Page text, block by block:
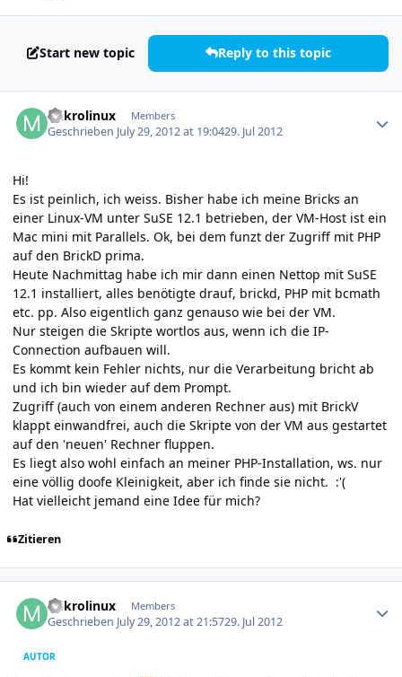
Start new topic Reply to this topic
mikrolinux Members
Geschrieben July 29, 2012 at 19:0429. Jul 2012
Hi!
Es ist peinlich, ich weiss. Bisher habe ich meine Bricks an
einer Linux-VM unter SuSE 12.1 betrieben, der VM-Host ist ein
Mac mini mit Parallels. Ok, bei dem funzt der Zugriff mit PHP
auf den BrickD prima.
Heute Nachmittag habe ich mir dann einen Nettop mit SuSE
12.1 installiert, alles benötigte drauf, brickd, PHP mit bcmath
etc. pp. Also eigentlich ganz genauso wie bei der VM.
Nur steigen die Skripte wortlos aus, wenn ich die IP-
Connection aufbauen will.
Es kommt kein Fehler nichts, nur die Verarbeitung bricht ab
und ich bin wieder auf dem Prompt.
Zugriff (auch von einem anderen Rechner aus) mit BrickV
klappt einwandfrei, auch die Skripte von der VM aus gestartet
auf den 'neuen' Rechner fluppen.
Es liegt also wohl einfach an meiner PHP-Installation, ws. nur
eine völlig doofe Kleinigkeit, aber ich finde sie nicht. :'(
Hat vielleicht jemand eine Idee für mich?
Zitieren
mikrolinux Members
Geschrieben July 29, 2012 at 21:5729. Jul 2012
AUTOR